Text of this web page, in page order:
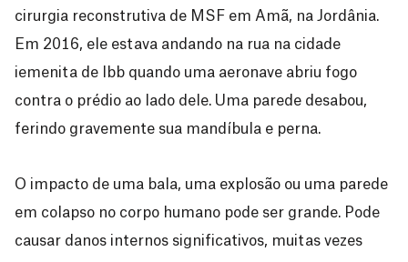
cirurgia reconstrutiva de MSF em Amã, na Jordânia.
Em 2016, ele estava andando na rua na cidade
iemenita de Ibb quando uma aeronave abriu fogo
contra o prédio ao lado dele. Uma parede desabou,
ferindo gravemente sua mandíbula e perna.
O impacto de uma bala, uma explosão ou uma parede
em colapso no corpo humano pode ser grande. Pode
causar danos internos significativos, muitas vezes